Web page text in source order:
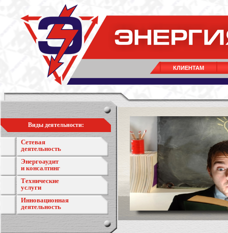
КЛИЕНТАМ
Виды деятельности:
Сетевая
деятельность
Энергоаудит
и консалтинг
Технические
услуги
Инновационная
деятельность